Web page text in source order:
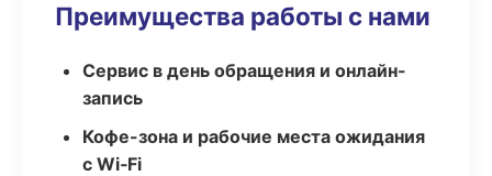
Преимущества работы с нами
Сервис в день обращения и онлайн-
запись
Кофе-зона и рабочие места ожидания
с Wi‑Fi